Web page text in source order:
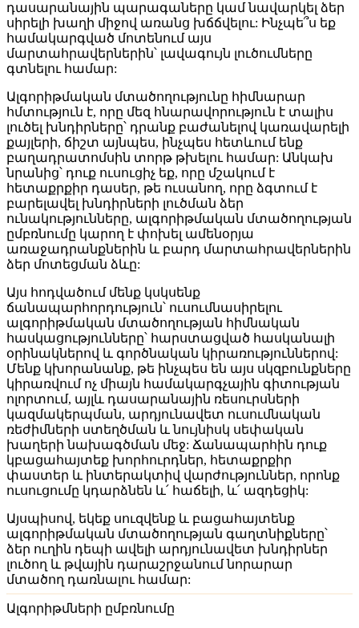
դասարանային պարագաները կամ նավարկել ձեր
սիրելի խաղի միջով առանց խճճվելու: Ինչպե՞ս եք
համակարգված մոտենում այս
մարտահրավերներին՝ լավագույն լուծումները
գտնելու համար:
Ալգորիթմական մտածողությունը հիմնարար
հմտություն է, որը մեզ հնարավորություն է տալիս
լուծել խնդիրները՝ դրանք բաժանելով կառավարելի
քայլերի, ճիշտ այնպես, ինչպես հետևում ենք
բաղադրատոմսին տորթ թխելու համար: Անկախ
նրանից՝ դուք ուսուցիչ եք, որը մշակում է
հետաքրքիր դասեր, թե ուսանող, որը ձգտում է
բարելավել խնդիրների լուծման ձեր
ունակությունները, ալգորիթմական մտածողության
ըմբռնումը կարող է փոխել ամենօրյա
առաջադրանքներին և բարդ մարտահրավերներին
ձեր մոտեցման ձևը:
Այս հոդվածում մենք կսկսենք
ճանապարհորդություն՝ ուսումնասիրելու
ալգորիթմական մտածողության հիմնական
հասկացությունները՝ հարստացված հասկանալի
օրինակներով և գործնական կիրառություններով:
Մենք կխորանանք, թե ինչպես են այս սկզբունքները
կիրառվում ոչ միայն համակարգչային գիտության
ոլորտում, այլև դասարանային ռեսուրսների
կազմակերպման, արդյունավետ ուսումնական
ռեժիմների ստեղծման և նույնիսկ սեփական
խաղերի նախագծման մեջ: Ճանապարհին դուք
կբացահայտեք խորհուրդներ, հետաքրքիր
փաստեր և ինտերակտիվ վարժություններ, որոնք
ուսուցումը կդարձնեն և՛ հաճելի, և՛ ազդեցիկ:
Այսպիսով, եկեք սուզվենք և բացահայտենք
ալգորիթմական մտածողության գաղտնիքները՝
ձեր ուղին դեպի ավելի արդյունավետ խնդիրներ
լուծող և թվային դարաշրջանում նորարար
մտածող դառնալու համար:
Ալգորիթմների ըմբռնումը